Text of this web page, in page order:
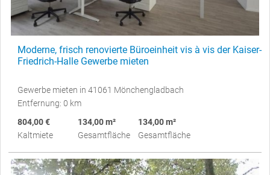
Moderne, frisch renovierte Büroeinheit vis à vis der Kaiser-
Friedrich-Halle Gewerbe mieten
Gewerbe mieten in 41061 Mönchengladbach
Entfernung: 0 km
804,00 €
Kaltmiete
134,00 m²
Gesamtfläche
134,00 m²
Gesamtfläche